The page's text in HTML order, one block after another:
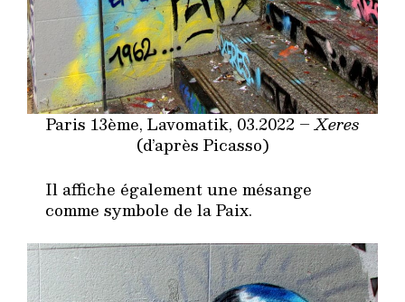
Paris 13ème, Lavomatik, 03.2022 –Xeres
(d’après Picasso)
Il affiche également une mésange
comme symbole de la Paix.